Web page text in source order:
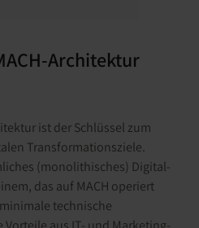
Architektur
ist der Schlüssel zum
Transformationsziele.
(monolithisches) Digital-
das auf MACH operiert
technische